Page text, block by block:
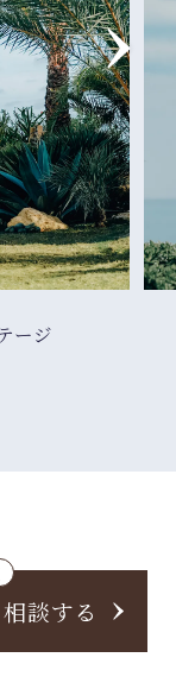
ージ
談する